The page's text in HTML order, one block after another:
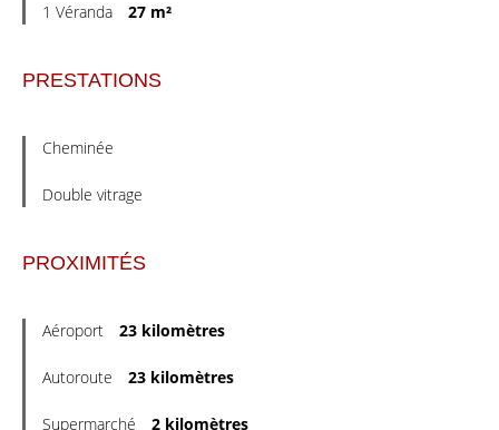
1 Véranda 27 m²
PRESTATIONS
Cheminée
Double vitrage
PROXIMITÉS
Aéroport 23 kilomètres
Autoroute 23 kilomètres
Supermarché 2 kilomètres